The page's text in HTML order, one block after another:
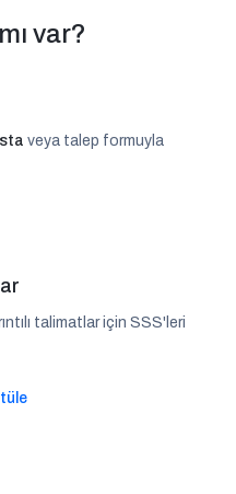
var?
veya talep formuyla
talimatlar için SSS'leri